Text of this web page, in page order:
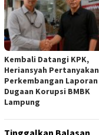
Kembali Datangi KPK,
Heriansyah Pertanyakan
Perkembangan Laporan
Dugaan Korupsi BMBK
Lampung